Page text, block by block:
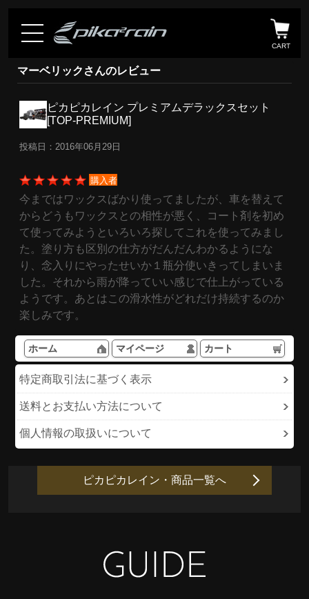
CART
マーベリックさんのレビュー
ピカピカレイン プレミアムデラックスセット
[TOP-PREMIUM]
投稿日：2016年06月29日
購入者
今まではワックスばかり使ってましたが、車を替えて
からどうもワックスとの相性が悪く、コート剤を初め
て使ってみようといろいろ探してこれを使ってみまし
た。塗り方も区別の仕方がだんだんわかるようにな
り、念入りにやったせいか１瓶分使いきってしまいま
した。それから雨が降っていい感じで仕上がっている
ようです。あとはこの滑水性がどれだけ持続するのか
楽しみです。
ホーム マイページ カート
特定商取引法に基づく表示
送料とお支払い方法について
個人情報の取扱いについて
ピカピカレイン・商品一覧へ